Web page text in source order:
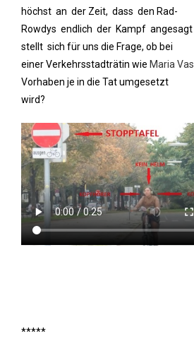
höchst an der Zeit, dass den Rad-
Rowdys endlich der Kampf
stellt sich für uns die Frage, ob bei
einer Verkehrsstadträtin wie Maria
Vorhaben je in die Tat umgesetzt
wird?
*****